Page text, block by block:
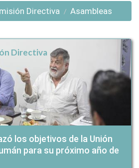
Directiva Asambleas
Directiva
los objetivos de la Unión
para su próximo año de